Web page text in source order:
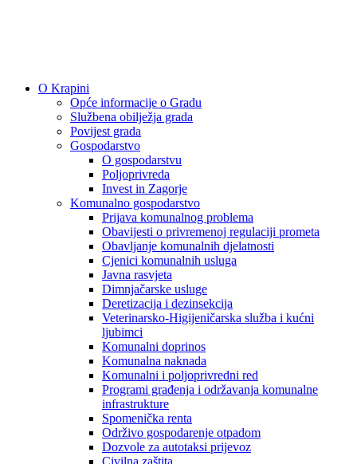
O Krapini
Opće informacije o Gradu
Službena obilježja grada
Povijest grada
Gospodarstvo
O gospodarstvu
Poljoprivreda
Invest in Zagorje
Komunalno gospodarstvo
Prijava komunalnog problema
Obavijesti o privremenoj regulaciji prometa
Obavljanje komunalnih djelatnosti
Cjenici komunalnih usluga
Javna rasvjeta
Dimnjačarske usluge
Deretizacija i dezinsekcija
Veterinarsko-Higijeničarska služba i kućni
ljubimci
Komunalni doprinos
Komunalna naknada
Komunalni i poljoprivredni red
Programi građenja i održavanja komunalne
infrastrukture
Spomenička renta
Održivo gospodarenje otpadom
Dozvole za autotaksi prijevoz
Civilna zaštita